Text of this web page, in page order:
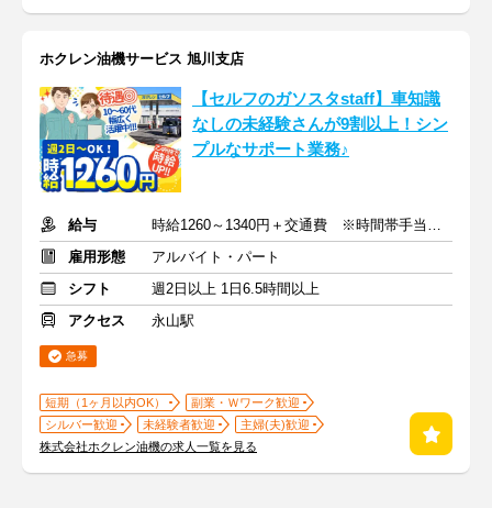
ホクレン油機サービス 旭川支店
【セルフのガソスタstaff】車知識
なしの未経験さんが9割以上！シン
プルなサポート業務♪
給与
時給1260～1340円＋交通費 ※時間帯手当あり
雇用形態
アルバイト・パート
シフト
週2日以上 1日6.5時間以上
アクセス
永山駅
急募
短期（1ヶ月以内OK）
副業・Ｗワーク歓迎
シルバー歓迎
未経験者歓迎
主婦(夫)歓迎
株式会社ホクレン油機の求人一覧を見る